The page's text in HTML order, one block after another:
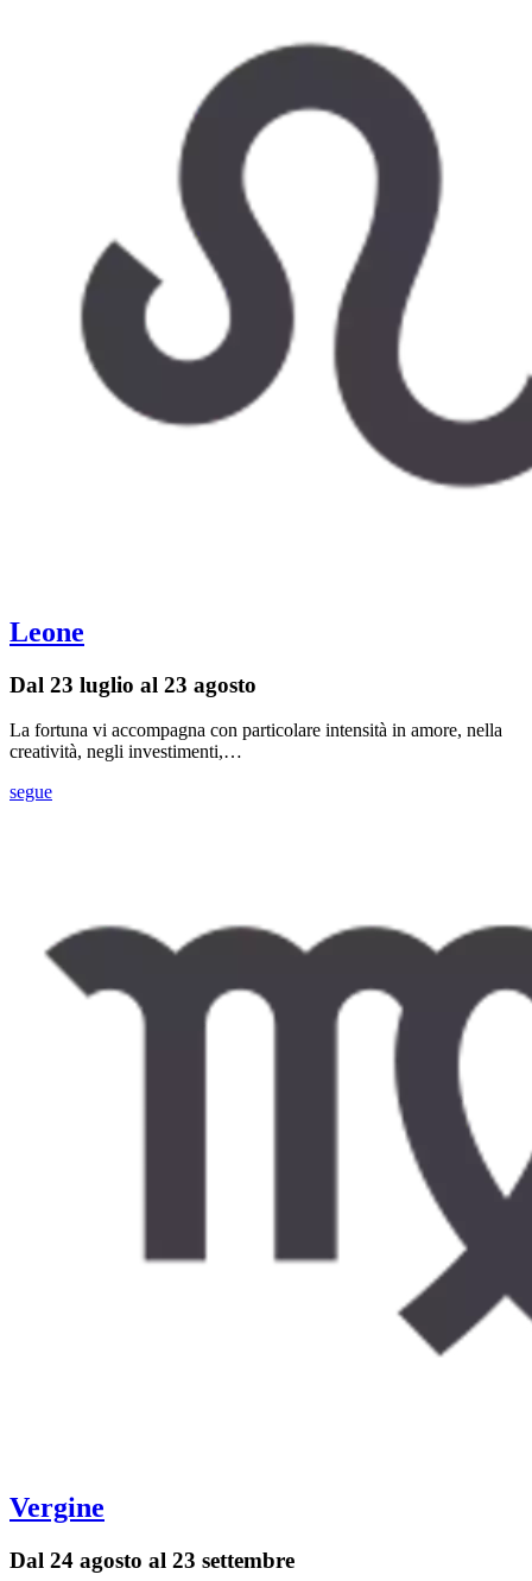
Leone
Dal 23 luglio al 23 agosto
La fortuna vi accompagna con particolare intensità in amore, nella
creatività, negli investimenti,…
segue
Vergine
Dal 24 agosto al 23 settembre